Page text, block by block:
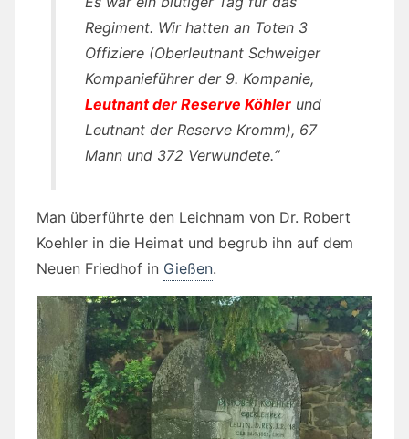
Regiment. Wir hatten an Toten 3
Offiziere (Oberleutnant Schweiger
Kompanieführer der 9. Kompanie,
Leutnant der Reserve Köhler und
Leutnant der Reserve Kromm), 67
Mann und 372 Verwundete.“
Man überführte den Leichnam von Dr. Robert
Koehler in die Heimat und begrub ihn auf dem
Neuen Friedhof in Gießen.